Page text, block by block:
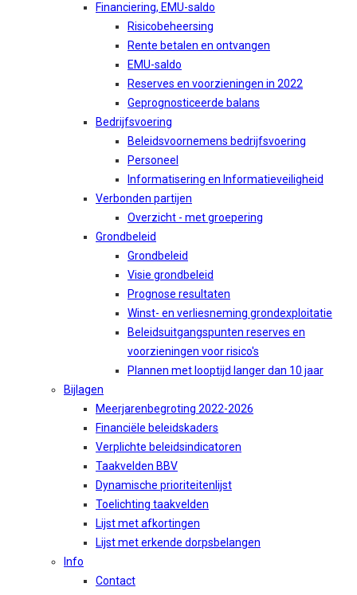
Financiering, EMU-saldo
Risicobeheersing
Rente betalen en ontvangen
EMU-saldo
Reserves en voorzieningen in 2022
Geprognosticeerde balans
Bedrijfsvoering
Beleidsvoornemens bedrijfsvoering
Personeel
Informatisering en Informatieveiligheid
Verbonden partijen
Overzicht - met groepering
Grondbeleid
Grondbeleid
Visie grondbeleid
Prognose resultaten
Winst- en verliesneming grondexploitatie
Beleidsuitgangspunten reserves en
voorzieningen voor risico's
Plannen met looptijd langer dan 10 jaar
Bijlagen
Meerjarenbegroting 2022-2026
Financiële beleidskaders
Verplichte beleidsindicatoren
Taakvelden BBV
Dynamische prioriteitenlijst
Toelichting taakvelden
Lijst met afkortingen
Lijst met erkende dorpsbelangen
Info
Contact